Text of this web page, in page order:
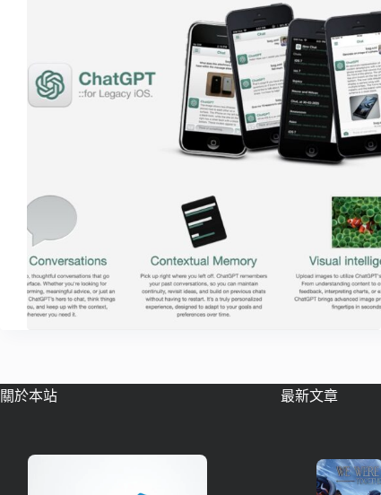
關於本站 最新文章